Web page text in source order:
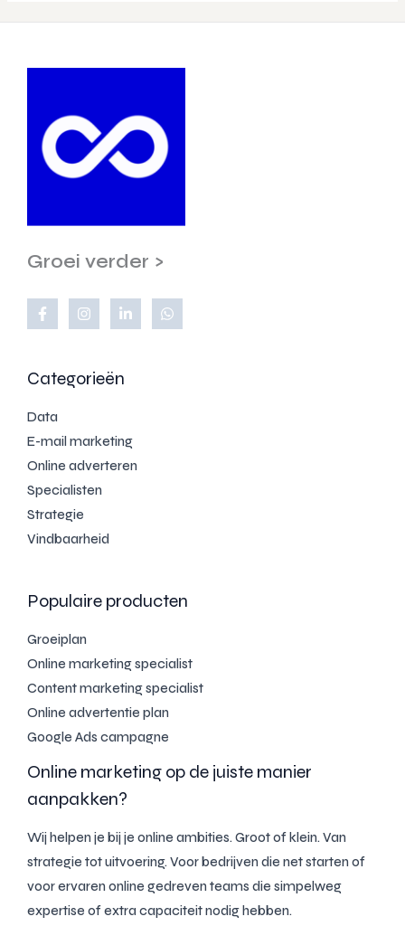
Groei verder >
Categorieën
Data
E-mail marketing
Online adverteren
Specialisten
Strategie
Vindbaarheid
Populaire producten
Groeiplan
Online marketing specialist
Content marketing specialist
Online advertentie plan
Google Ads campagne
Online marketing op de juiste manier
aanpakken?
Wij helpen je bij je online ambities. Groot of klein. Van
strategie tot uitvoering. Voor bedrijven die net starten of
voor ervaren online gedreven teams die simpelweg
expertise of extra capaciteit nodig hebben.